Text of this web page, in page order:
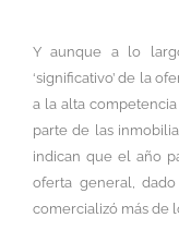
Y aunque a lo
‘significativo’ de la
a la alta
parte de las
indican que el año
oferta general,
comercializó más de